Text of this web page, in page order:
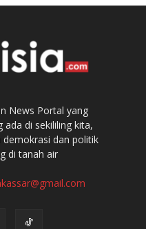
News Portal yang
di sekililing kita,
dan politik
di tanah air